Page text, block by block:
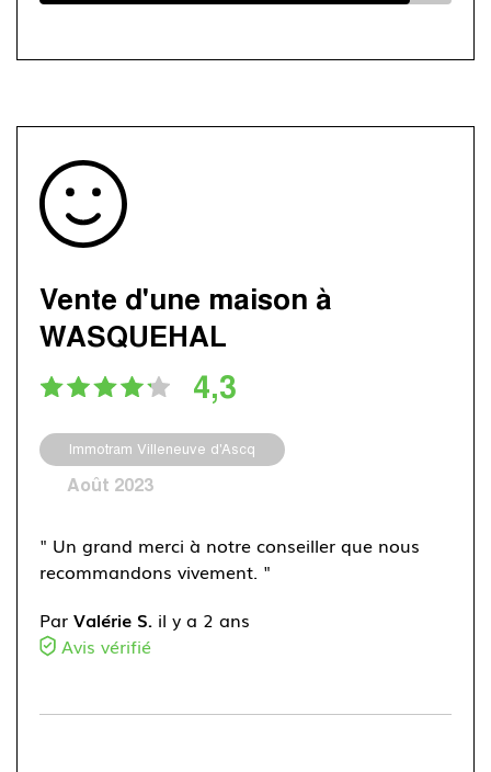
Vente d'une maison à
WASQUEHAL
4,3
Immotram Villeneuve d'Ascq
Août 2023
" Un grand merci à notre conseiller que nous
recommandons vivement. "
Par Valérie S. il y a 2 ans
Avis vérifié